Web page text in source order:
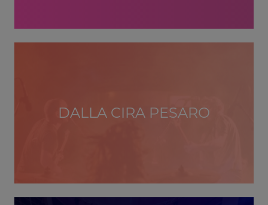
DALLA CIRA PESARO